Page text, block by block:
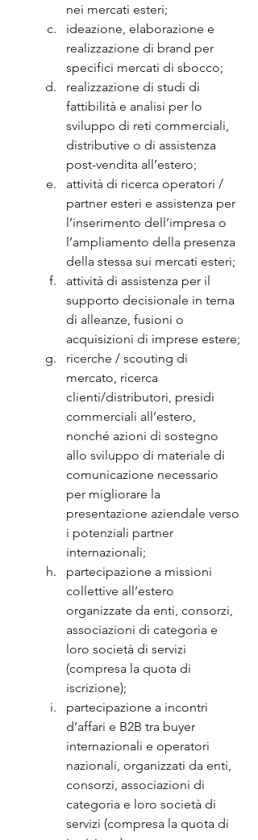
nei mercati esteri;
ideazione, elaborazione e
realizzazione di brand per
specifici mercati di sbocco;
realizzazione di studi di
fattibilità e analisi per lo
sviluppo di reti commerciali,
distributive o di assistenza
post-vendita all’estero;
attività di ricerca operatori /
partner esteri e assistenza per
l’inserimento dell’impresa o
l’ampliamento della presenza
della stessa sui mercati esteri;
attività di assistenza per il
supporto decisionale in tema
di alleanze, fusioni o
acquisizioni di imprese estere;
ricerche / scouting di
mercato, ricerca
clienti/distributori, presidi
commerciali all’estero,
nonché azioni di sostegno
allo sviluppo di materiale di
comunicazione necessario
per migliorare la
presentazione aziendale verso
i potenziali partner
internazionali;
partecipazione a missioni
collettive all’estero
organizzate da enti, consorzi,
associazioni di categoria e
loro società di servizi
(compresa la quota di
iscrizione);
partecipazione a incontri
d’affari e B2B tra buyer
internazionali e operatori
nazionali, organizzati da enti,
consorzi, associazioni di
categoria e loro società di
servizi (compresa la quota di